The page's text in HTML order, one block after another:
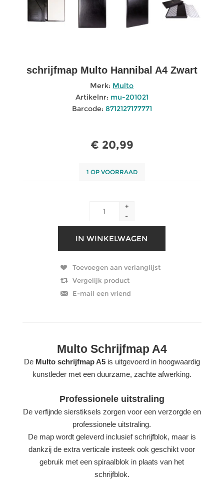
schrijfmap Multo Hannibal A4 Zwart
Merk: Multo
Artikelnr: mu-201021
Barcode: 8712127177771
€ 20,99
1 OP VOORRAAD
+
-
Multo Schrijfmap A4
De Multo schrijfmap A5is uitgevoerd in hoogwaardig
kunstleder met een duurzame, zachte afwerking.
Professionele uitstraling
De verfijnde sierstiksels zorgen voor een verzorgde en
professionele uitstraling.
De map wordt geleverd inclusief schrijfblok, maar is
dankzij de extra verticale insteek ook geschikt voor
gebruik met een spiraalblok in plaats van het
schrijfblok.